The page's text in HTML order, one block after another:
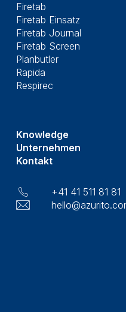
Firetab
Firetab Einsatz
Firetab Journal
Firetab Screen
Planbutler
Rapida
Respirec
Knowledge
Unternehmen
Kontakt
+41 41 511 81 81